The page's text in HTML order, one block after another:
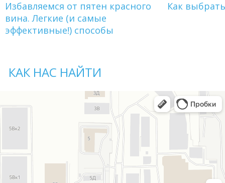
Избавляемся от пятен красного
вина. Легкие (и самые
эффективные!) способы
Как
КАК НАС НАЙТИ